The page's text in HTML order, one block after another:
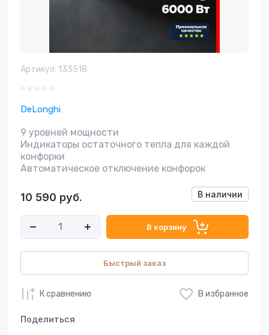
Артикул: 133518
DeLonghi
9 уровней мощности
Индикаторы остаточного тепла для каждой
конфорки
Автоматическое отключение конфорок
В наличии
10 590 руб.
В корзину
Быстрый заказ
К сравнению В избранное
Поделиться